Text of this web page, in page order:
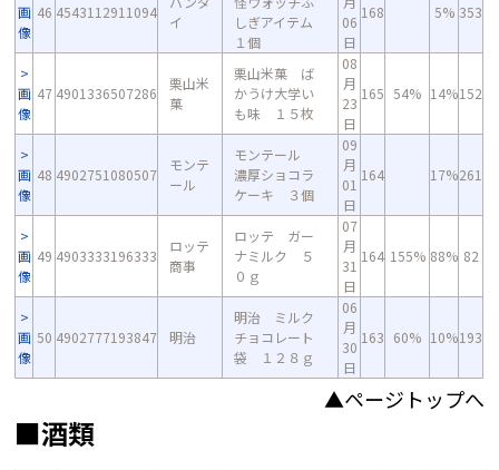
画
像
46 4543112911094
イ
しぎアイテム
１個
06
日
168 5% 353
画
像
47 4901336507286
栗山米
菓
栗山米菓 ば
かうけ大学い
も味 １５枚
08
月
23
日
165 54% 14%152
画
像
48 4902751080507
モンテ
ール
モンテール
濃厚ショコラ
ケーキ ３個
09
月
01
日
164 17%261
画
像
49 4903333196333
ロッテ
商事
ロッテ ガー
ナミルク ５
０ｇ
07
月
31
日
164 155% 88% 82
画
像
50 4902777193847 明治
明治 ミルク
チョコレート
袋 １２８ｇ
06
月
30
日
163 60% 10%193
▲ページトップへ
■酒類